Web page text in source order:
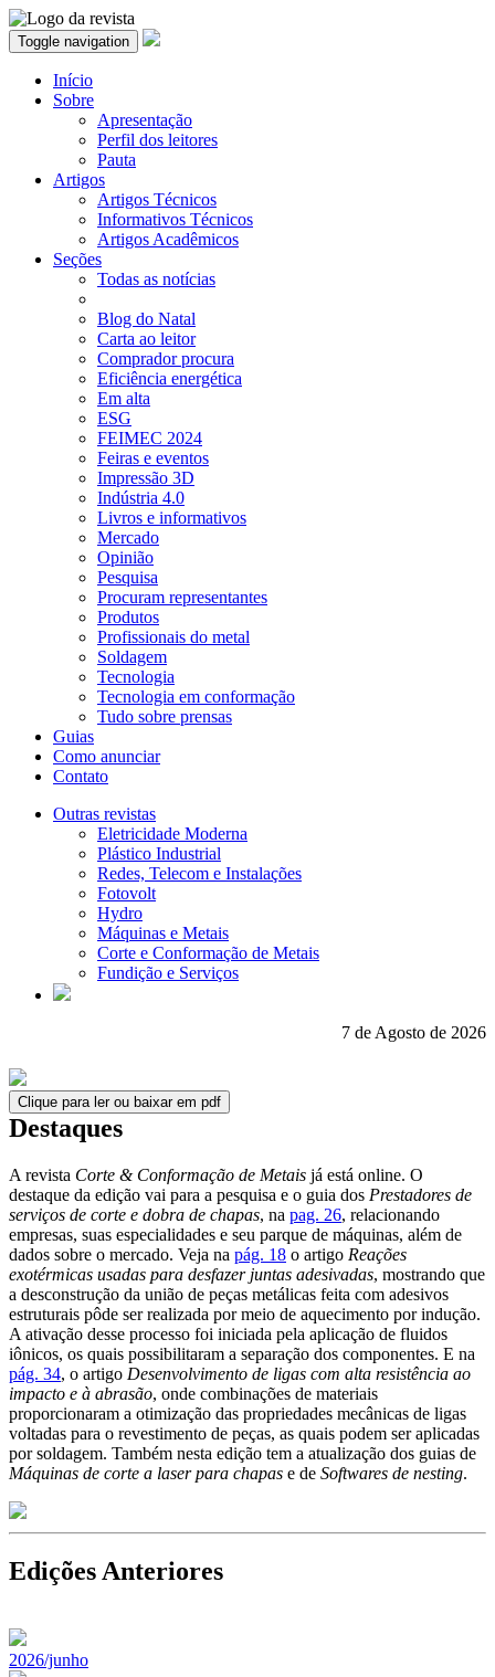
Toggle navigation
Início
Sobre
Apresentação
Perfil dos leitores
Pauta
Artigos
Artigos Técnicos
Informativos Técnicos
Artigos Acadêmicos
Seções
Todas as notícias
Blog do Natal
Carta ao leitor
Comprador procura
Eficiência energética
Em alta
ESG
FEIMEC 2024
Feiras e eventos
Impressão 3D
Indústria 4.0
Livros e informativos
Mercado
Opinião
Pesquisa
Procuram representantes
Produtos
Profissionais do metal
Soldagem
Tecnologia
Tecnologia em conformação
Tudo sobre prensas
Guias
Como anunciar
Contato
Outras revistas
Eletricidade Moderna
Plástico Industrial
Redes, Telecom e Instalações
Fotovolt
Hydro
Máquinas e Metais
Corte e Conformação de Metais
Fundição e Serviços
7 de Agosto de 2026
Clique para ler ou baixar em pdf
Destaques
A revista Corte & Conformação de Metais já está online. O
destaque da edição vai para a pesquisa e o guia dos Prestadores de
serviços de corte e dobra de chapas, na pag. 26, relacionando
empresas, suas especialidades e seu parque de máquinas, além de
dados sobre o mercado. Veja na pág. 18 o artigo Reações
exotérmicas usadas para desfazer juntas adesivadas, mostrando que
a desconstrução da união de peças metálicas feita com adesivos
estruturais pôde ser realizada por meio de aquecimento por indução.
A ativação desse processo foi iniciada pela aplicação de fluidos
iônicos, os quais possibilitaram a separação dos componentes. E na
pág. 34, o artigo Desenvolvimento de ligas com alta resistência ao
impacto e à abrasão, onde combinações de materiais
proporcionaram a otimização das propriedades mecânicas de ligas
voltadas para o revestimento de peças, as quais podem ser aplicadas
por soldagem. Também nesta edição tem a atualização dos guias de
Máquinas de corte a laser para chapas e de Softwares de nesting.
Edições Anteriores
2026/junho